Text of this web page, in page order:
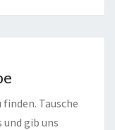
finden. Tausche
und gib uns